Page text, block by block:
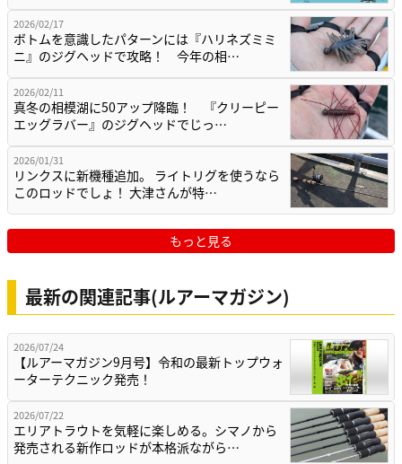
2026/02/17
ボトムを意識したパターンには『ハリネズミミ
ニ』のジグヘッドで攻略！ 今年の相…
2026/02/11
真冬の相模湖に50アップ降臨！ 『クリーピー
エッグラバー』のジグヘッドでじっ…
2026/01/31
リンクスに新機種追加。 ライトリグを使うなら
このロッドでしょ！ 大津さんが特…
もっと見る
最新の関連記事(ルアーマガジン)
2026/07/24
【ルアーマガジン9月号】令和の最新トップウォ
ーターテクニック発売！
2026/07/22
エリアトラウトを気軽に楽しめる。シマノから
発売される新作ロッドが本格派ながら…